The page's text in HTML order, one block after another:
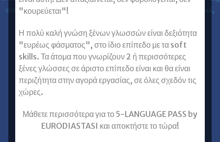
στελέχη επιχειρήσεων, επαγγελματίες, ιατροί, νοσηλευτές, μηχανικοί,
Επικοινωνία με Ευρωδιάσταση
Ευρωδιάσταση Online Μαθήματα
Ευρωδιάσταση Αθήνα
Ευρωδιάσταση Πειραιάς
Ξένες Γλώσσες για Ενήλικες
Αγγλικά για Ενήλικες
"κουρεύεται"!
Η πολύ καλή γνώση ξένων γλωσσών είναι δεξιότητα
"ευρέως φάσματος", στο ίδιο επίπεδο με τα soft
skills. Τα άτομα που γνωρίζουν 2 ή περισσότερες
ξένες γλώσσες σε άριστο επίπεδο είναι και θα είναι
περιζήτητα στην αγορά εργασίας, σε όλες σχεδόν τις
χώρες.
Μάθετε περισσότερα για το 5-LANGUAGE PASS by
EURODIASTASI και αποκτήστε το τώρα!